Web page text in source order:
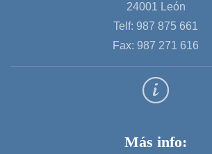
24001 León
Telf: 987 875 661
Fax: 987 271 616
Más info: